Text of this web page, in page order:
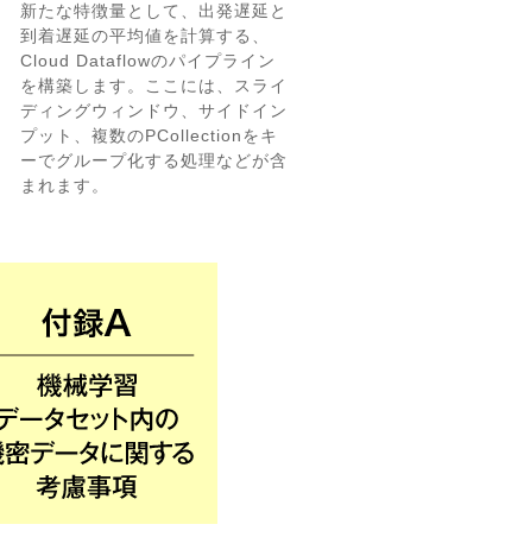
新たな特徴量として、出発遅延と
到着遅延の平均値を計算する、
Cloud Dataflowのパイプライン
を構築します。ここには、スライ
ディングウィンドウ、サイドイン
プット、複数のPCollectionをキ
ーでグループ化する処理などが含
まれます。